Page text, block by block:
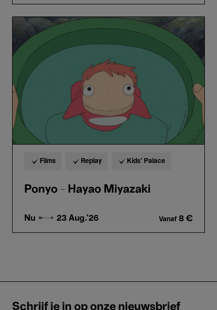
Ponyo
Hayao
Miyazaki
Films Replay Kids’ Palace
Ponyo - Hayao Miyazaki
Nu → 23 Aug.'26 Vanaf 8 €
Schrijf je in op onze nieuwsbrief